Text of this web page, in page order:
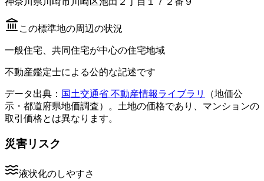
この標準地の周辺の状況
一般住宅、共同住宅が中心の住宅地域
不動産鑑定士による公的な記述です
データ出典： 国土交通省 不動産情報ライブラリ
（地価公
示・都道府県地価調査）。土地の価格であり、マンションの
取引価格とは異なります。
災害リスク
液状化のしやすさ